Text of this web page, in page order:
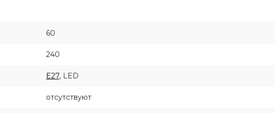
60
240
E27, LED
отсутствуют